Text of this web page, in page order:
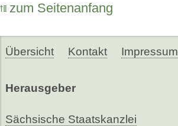
zum Seitenanfang
Übersicht Kontakt Impressum
Herausgeber
Sächsische Staatskanzlei